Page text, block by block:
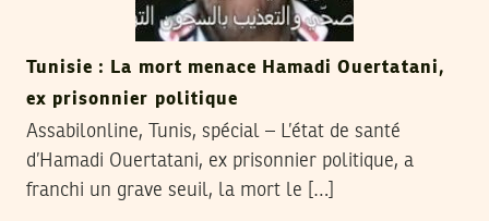
Tunisie : La mort menace Hamadi Ouertatani,
ex prisonnier politique
Assabilonline, Tunis, spécial – L’état de santé
d’Hamadi Ouertatani, ex prisonnier politique, a
franchi un grave seuil, la mort le […]